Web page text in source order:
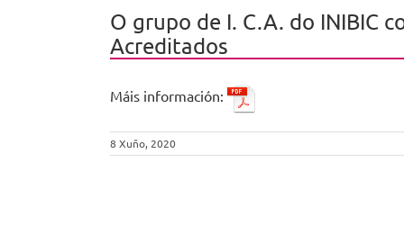
O grupo de I. C.A. do INIBIC
Acreditados
Máis información:
8 Xuño, 2020